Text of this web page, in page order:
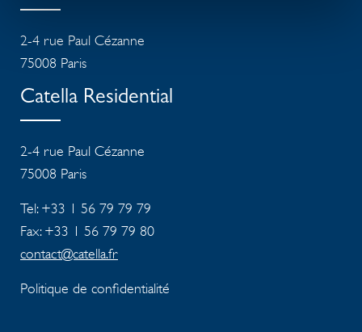
2-4 rue Paul Cézanne
75008 Paris
Catella Residential
2-4 rue Paul Cézanne
75008 Paris
Tel: +33 1 56 79 79 79
Fax: +33 1 56 79 79 80
contact@catella.fr
Politique de confidentialité